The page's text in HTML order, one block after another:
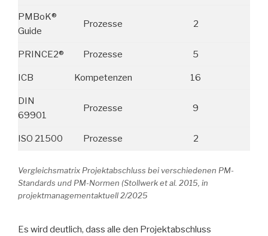
PMBoK®
Guide
Prozesse 2
PRINCE2® Prozesse 5
ICB Kompetenzen 16
DIN
69901
Prozesse 9
ISO 21500 Prozesse 2
Vergleichsmatrix Projektabschluss bei verschiedenen PM-
Standards und PM-Normen (Stollwerk et al. 2015, in
projektmanagementaktuell 2/2025
Es wird deutlich, dass alle den Projektabschluss